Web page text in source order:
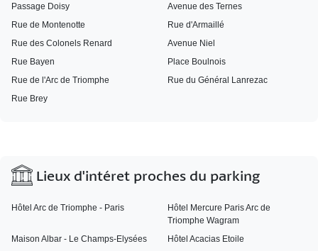
Passage Doisy
Avenue des Ternes
Rue de Montenotte
Rue d'Armaillé
Rue des Colonels Renard
Avenue Niel
Rue Bayen
Place Boulnois
Rue de l'Arc de Triomphe
Rue du Général Lanrezac
Rue Brey
Lieux d'intéret proches du parking
Hôtel Arc de Triomphe - Paris
Hôtel Mercure Paris Arc de
Triomphe Wagram
Maison Albar - Le Champs-Elysées
Hôtel Acacias Etoile